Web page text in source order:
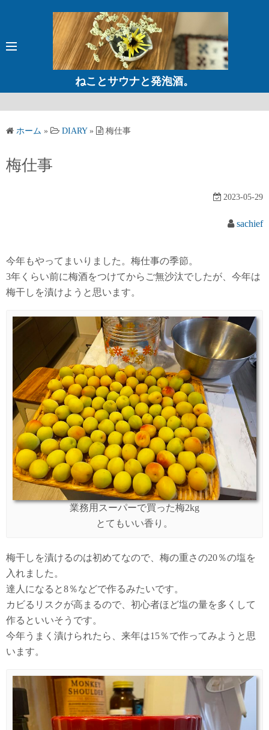
ン
ッ
ねことサウナと発泡酒。
ホーム » DIARY» 梅仕事
梅仕事
2023-05-29
sachief
今年もやってまいりました。梅仕事の季節。
3年くらい前に梅酒をつけてからご無沙汰でしたが、今年は
梅干しを漬けようと思います。
業務用スーパーで買った梅2kg
とてもいい香り。
梅干しを漬けるのは初めてなので、梅の重さの20％の塩を
入れました。
達人になると8％などで作るみたいです。
カビるリスクが高まるので、初心者ほど塩の量を多くして
作るといいそうです。
今年うまく漬けられたら、来年は15％で作ってみようと思
います。